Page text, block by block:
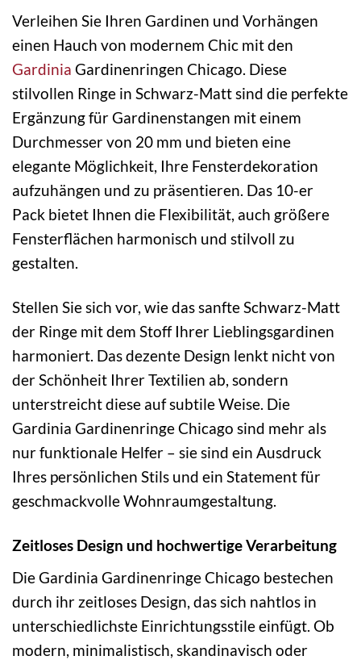
Verleihen Sie Ihren Gardinen und Vorhängen
einen Hauch von modernem Chic mit den
Gardinia Gardinenringen Chicago. Diese
stilvollen Ringe in Schwarz-Matt sind die perfekte
Ergänzung für Gardinenstangen mit einem
Durchmesser von 20 mm und bieten eine
elegante Möglichkeit, Ihre Fensterdekoration
aufzuhängen und zu präsentieren. Das 10-er
Pack bietet Ihnen die Flexibilität, auch größere
Fensterflächen harmonisch und stilvoll zu
gestalten.
Stellen Sie sich vor, wie das sanfte Schwarz-Matt
der Ringe mit dem Stoff Ihrer Lieblingsgardinen
harmoniert. Das dezente Design lenkt nicht von
der Schönheit Ihrer Textilien ab, sondern
unterstreicht diese auf subtile Weise. Die
Gardinia Gardinenringe Chicago sind mehr als
nur funktionale Helfer – sie sind ein Ausdruck
Ihres persönlichen Stils und ein Statement für
geschmackvolle Wohnraumgestaltung.
Zeitloses Design und hochwertige Verarbeitung
Die Gardinia Gardinenringe Chicago bestechen
durch ihr zeitloses Design, das sich nahtlos in
unterschiedlichste Einrichtungsstile einfügt. Ob
modern, minimalistisch, skandinavisch oder